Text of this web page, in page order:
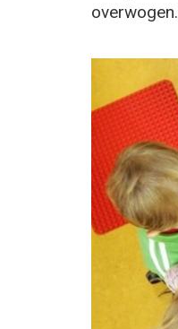
overwogen.